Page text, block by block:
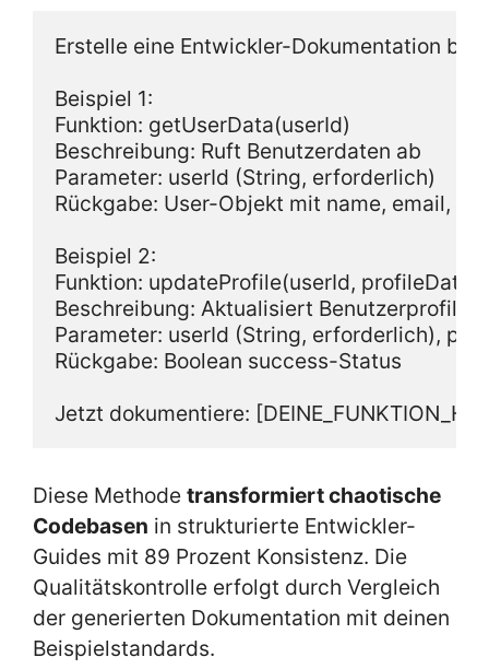
Erstelle eine Entwickler-Dokumentation
Beispiel 1:
Funktion: getUserData(userId)
Beschreibung: Ruft Benutzerdaten ab
Parameter: userId (String, erforderlich)
Rückgabe: User-Objekt mit name, email,
Beispiel 2:
Funktion: updateProfile(userId, profileData)
Beschreibung: Aktualisiert Benutzerprofile
Parameter: userId (String, erforderlich),
Rückgabe: Boolean success-Status
Diese Methode transformiert chaotische
Codebasen in strukturierte Entwickler-
Guides mit 89 Prozent Konsistenz. Die
Qualitätskontrolle erfolgt durch Vergleich
der generierten Dokumentation mit deinen
Beispielstandards.